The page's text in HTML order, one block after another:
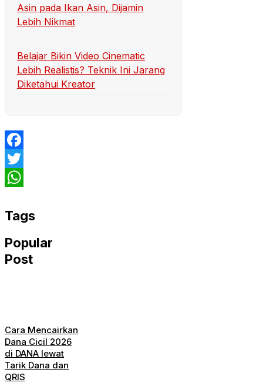
Asin pada Ikan Asin, Dijamin
Lebih Nikmat
Belajar Bikin Video Cinematic
Lebih Realistis? Teknik Ini Jarang
Diketahui Kreator
Facebook
Twitter
Tags
Popular
Post
Cara Mencairkan
Dana Cicil 2026
di DANA lewat
Tarik Dana dan
QRIS